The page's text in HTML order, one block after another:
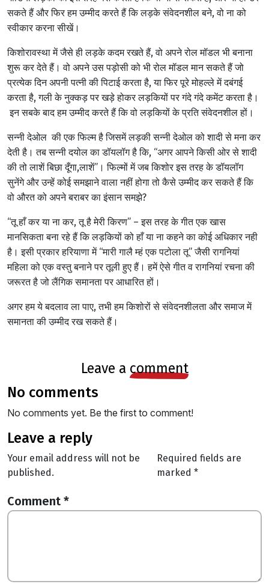
सकते हैं और फिर हम उम्मीद करते हैं कि लड़के संवेदनशील बने, वो ना को
स्वीकार करना सीखें।
किशोरावस्था में जैसे ही लड़के कदम रखते हैं, वो अपने रोल मॉडल भी बनाना
शुरू कर देते हैं। वो अपने उस पड़ोसी को भी रोल मॉडल मान सकते हैं जो
प्रत्येक दिन अपनी पत्नी की पिटाई करता है, या फिर पूरे मोहल्ले में दबंगई
करता है, गली के नुक्कड़ पर खड़े होकर लड़कियों पर गंदे गंदे कमेंट करता है।
इन सबके बाद हम उम्मीद करते हैं कि वो लड़कियों के प्रति संवेदनशील हों।
सन्नी देओल की एक फिल्म है जिसमें लड़की सन्नी देओल को शादी से मना कर
देती है। तब सन्नी दयोल का डॉयलॉग है कि, “अगर आपने किसी ओर से शादी
की तो लाशें बिछा दूँगा,लाशें”। फिल्मों में जब किशोर इस तरह के डॉयलॉग
सुनेंगे और उन्हें कोई समझाने वाला नहीं होगा तो कैसे उम्मीद कर सकते हैं कि
वो औरत को अपने बराबर का इंसान समझे?
“तू हाँ कर या ना कर, तू है मेरी किरण” – इस तरह के गीत एक खास
मानसिकता बना रहे हैं कि लड़कियों को हाँ या ना कहने का कोई अधिकार नही
है। इसी प्रकार हरियाणा में “मारी गालै म्हं एक पटोला तू” जैसी रागनियां
महिला को एक वस्तु बनाने पर तूली हुए हैं। हमें ऐसे गीत व रागनियां रचना की
जरूरत है जो लैंगिक समानता पर आधारित हों।
अगर हम ये बदलाव ला पाए, तभी हम किशोरों से संवेदनशीलता और समाज में
समानता की उम्मीद रख सकते हैं।
leave a comment
no comments
No comments yet. Be the first to comment!
leave a reply
Your email address will not be
published.
Required fields are
marked *
Comment *